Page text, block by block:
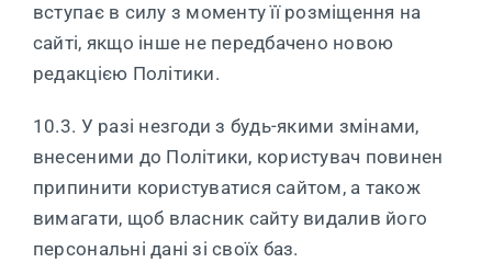
вступає в силу з моменту її розміщення на
сайті, якщо інше не передбачено новою
редакцією Політики.
10.3. У разі незгоди з будь-якими змінами,
внесеними до Політики, користувач повинен
припинити користуватися сайтом, а також
вимагати, щоб власник сайту видалив його
персональні дані зі своїх баз.